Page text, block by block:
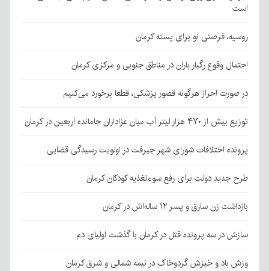
است
روسیه، فرصتی نو برای پسته کرمان
احتمال وقوع رگبار باران در مناطق جنوبی و مرکزی کرمان
در صورت احراز هرگونه قصور پزشکی، قطعا برخورد می‌کنیم
توزیع بیش از ۴۷۰ هزار لیتر آب میان عزاداران جامانده اربعین در کرمان
پرونده اختلافات شورای شهر جیرفت در اولویت رسیدگی قضایی
طرح جدید دولت برای رفع سوءتغذیه کودکان کرمان
بازداشت زن سارق و پسر ۱۲ ساله‌اش در کرمان
سازش در سه پرونده قتل در کرمان با گذشت اولیای دم
وزش باد و خیزش گردوخاک در نیمه شمالی و شرق کرمان